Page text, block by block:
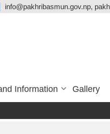
info@pakhribasmun.gov.np,
Information Gallery